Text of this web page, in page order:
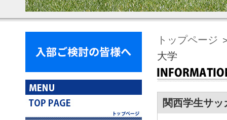
トップページ
大学
関西学生サ